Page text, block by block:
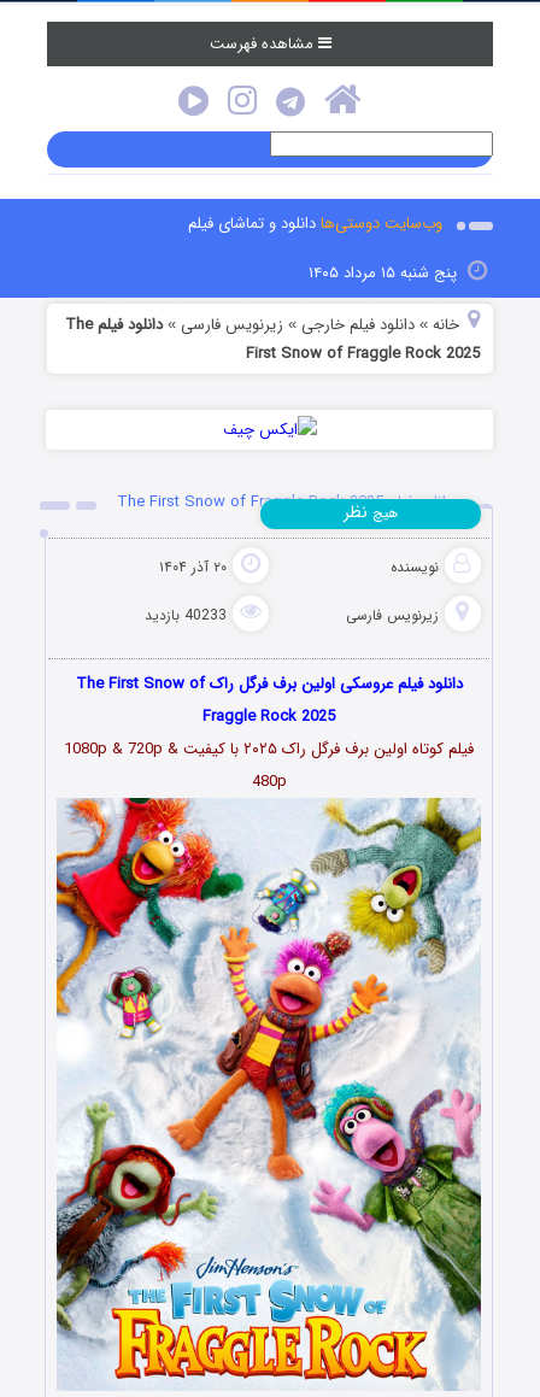
مشاهده فهرست
وب‌سایت دوستی‌هادانلود و تماشای فیلم
پنج شنبه ۱۵ مرداد ۱۴۰۵
خانه »دانلود فیلم خارجی » زیرنویس فارسی »
دانلود فیلم The
First Snow of Fraggle Rock 2025
دانلود فیلم The First Snow of Fraggle Rock 2025
نویسنده ۲۰ آذر ۱۴۰۴
زیرنویس فارسی 40233 بازدید
هیچ نظر
دانلود فیلم عروسکی اولین برف فرگل راک The First Snow of
Fraggle Rock 2025
فیلم کوتاه اولین برف فرگل راک ۲۰۲۵
با کیفیت 1080p & 720p &
480p